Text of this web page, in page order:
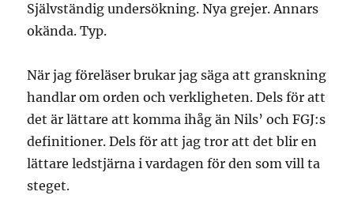
Självständig undersökning. Nya grejer. Annars
okända. Typ.
När jag föreläser brukar jag säga att granskning
handlar om orden och verkligheten. Dels för att
det är lättare att komma ihåg än Nils’ och FGJ:s
definitioner. Dels för att jag tror att det blir en
lättare ledstjärna i vardagen för den som vill ta
steget.